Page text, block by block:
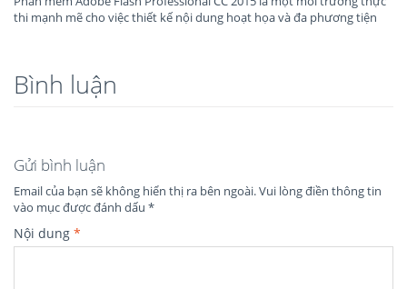
thi mạnh mẽ cho việc thiết kế nội dung hoạt họa và đa phương tiện
Bình luận
Gửi bình luận
Email của bạn sẽ không hiển thị ra bên ngoài.Vui lòng điền thông tin
vào mục được đánh dấu *
Nội dung *